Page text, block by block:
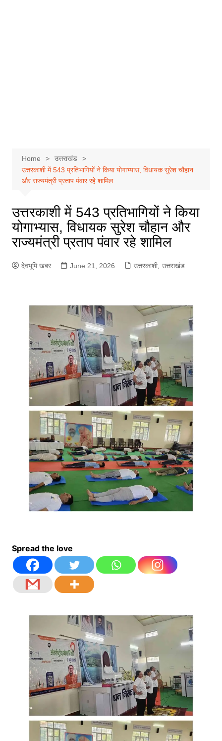
Home
उत्तराखंड
उत्तरकाशी में 543 प्रतिभागियों ने किया योगाभ्यास, विधायक सुरेश चौहान
और राज्यमंत्री प्रताप पंवार रहे शामिल
उत्तरकाशी में 543 प्रतिभागियों ने किया
योगाभ्यास, विधायक सुरेश चौहान और
राज्यमंत्री प्रताप पंवार रहे शामिल
देवभूमि खबर June 21, 2026 उत्तरकाशी, उत्तराखंड
Spread the love